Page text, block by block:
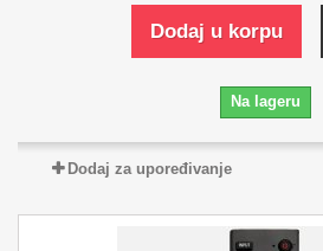
Dodaj u korpu
Na lageru
Dodaj za upoređivanje